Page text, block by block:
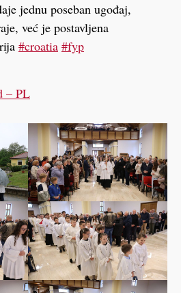
jednu poseban ugođaj,
već je postavljena
#croatia #fyp
– PL